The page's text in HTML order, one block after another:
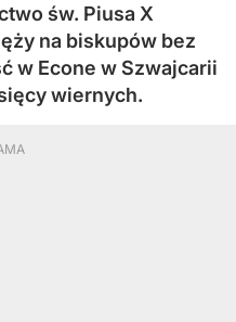
św. Piusa X
na biskupów bez
w Econe w Szwajcarii
wiernych.